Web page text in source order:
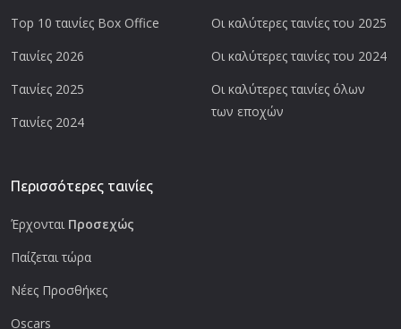
Top 10 ταινίες Box Office
Ταινίες 2026
Ταινίες 2025
Ταινίες 2024
Οι καλύτερες ταινίες του 2025
Οι καλύτερες ταινίες του 2024
Οι καλύτερες ταινίες όλων
των εποχών
Περισσότερες ταινίες
Έρχονται Προσεχώς
Παίζεται τώρα
Νέες Προσθήκες
Oscars